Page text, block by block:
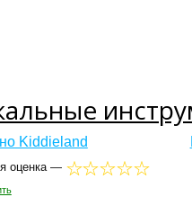
Kiddieland
оценка —